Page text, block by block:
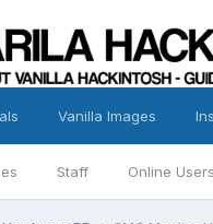
Staff Online Users
Vanilla Images